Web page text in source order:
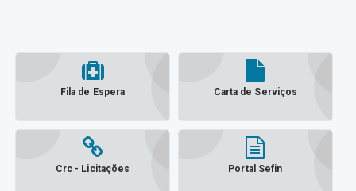
Fila de Espera Carta de Serviços
Crc - Licitações Portal Sefin